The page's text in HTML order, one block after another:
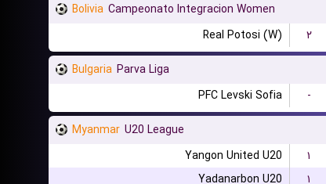
Bolivia Campeonato Integracion Women
Real Potosi (W)
۲
Bulgaria Parva Liga
PFC Levski Sofia
-
Myanmar U20 League
Yangon United U20
۱
Yadanarbon U20
۱